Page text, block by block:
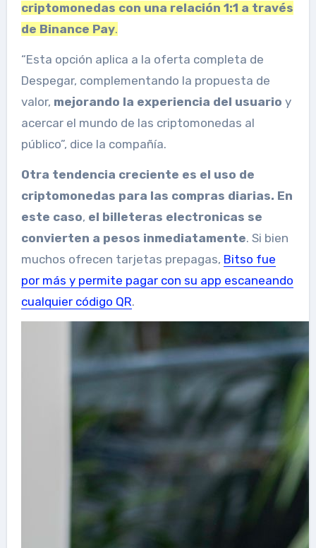
criptomonedas con una relación 1:1 a través
de Binance Pay.
“Esta opción aplica a la oferta completa de
Despegar, complementando la propuesta de
valor, mejorando la experiencia del usuario y
acercar el mundo de las criptomonedas al
público”, dice la compañía.
Otra tendencia creciente es el uso de
criptomonedas para las compras diarias. En
este caso, el billeteras electronicas se
convierten a pesos inmediatamente. Si bien
muchos ofrecen tarjetas prepagas, Bitso fue
por más y permite pagar con su app escaneando
cualquier código QR.